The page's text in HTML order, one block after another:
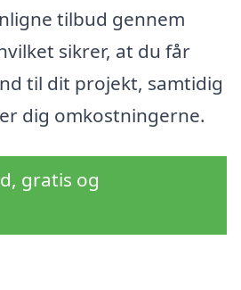
tilbud gennem
sikrer, at du får
til dit projekt, samtidig
dig omkostningerne.
gratis og